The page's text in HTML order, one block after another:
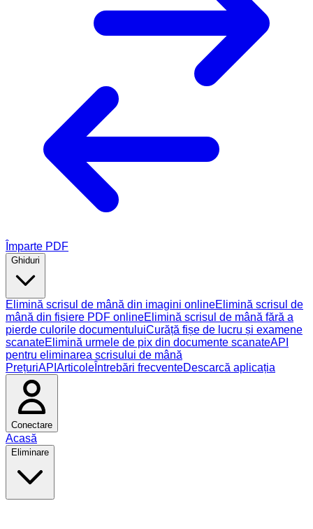
Împarte PDF
Ghiduri
Elimină scrisul de mână din imagini onlineElimină scrisul de
mână din fișiere PDF onlineElimină scrisul de mână fără a
pierde culorile documentuluiCurăță fișe de lucru și examene
scanateElimină urmele de pix din documente scanateAPI
pentru eliminarea scrisului de mână
PrețuriAPI Articole Întrebări frecventeDescarcă aplicația
Conectare
Acasă
Eliminare